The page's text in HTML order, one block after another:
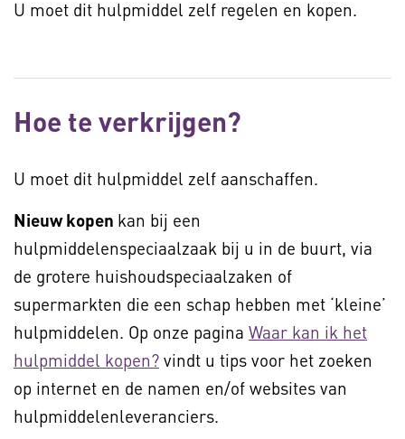
U moet dit hulpmiddel zelf regelen en kopen.
Hoe te verkrijgen?
U moet dit hulpmiddel zelf aanschaffen.
Nieuw kopen kan bij een
hulpmiddelenspeciaalzaak bij u in de buurt, via
de grotere huishoudspeciaalzaken of
supermarkten die een schap hebben met ‘kleine’
hulpmiddelen. Op onze pagina Waar kan ik het
hulpmiddel kopen? vindt u tips voor het zoeken
op internet en de namen en/of websites van
hulpmiddelenleveranciers.